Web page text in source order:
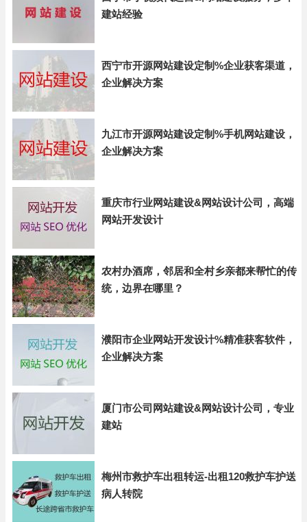
建站经验
西宁市开源网站建设定制%企业获客渠道，
企业解决方案
九江市开源网站建设定制%手机网站建设，
企业解决方案
重庆市行业网站建设&网站设计公司，高端
网站开发设计
农村办酒席，邻居和全村乡亲都来帮忙的传
统，边界在哪里？
濮阳市企业网站开发设计%精准获客软件，
企业解决方案
厦门市公司网站建设&网站设计公司，专业
建站
梅州市救护车出租转运-出租120救护车护送
病人转院